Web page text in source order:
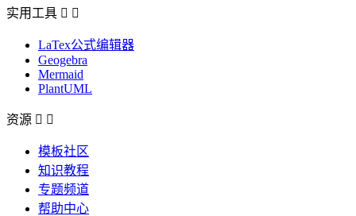
实用工具  
LaTex公式编辑器
Geogebra
Mermaid
PlantUML
资源  
模板社区
知识教程
专题频道
帮助中心